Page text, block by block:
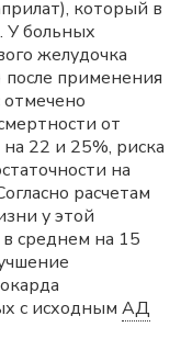
который в
У больных
желудочка
применения
от
22 и 25%, риска
на
расчетам
у этой
среднем на 15
с исходным АД